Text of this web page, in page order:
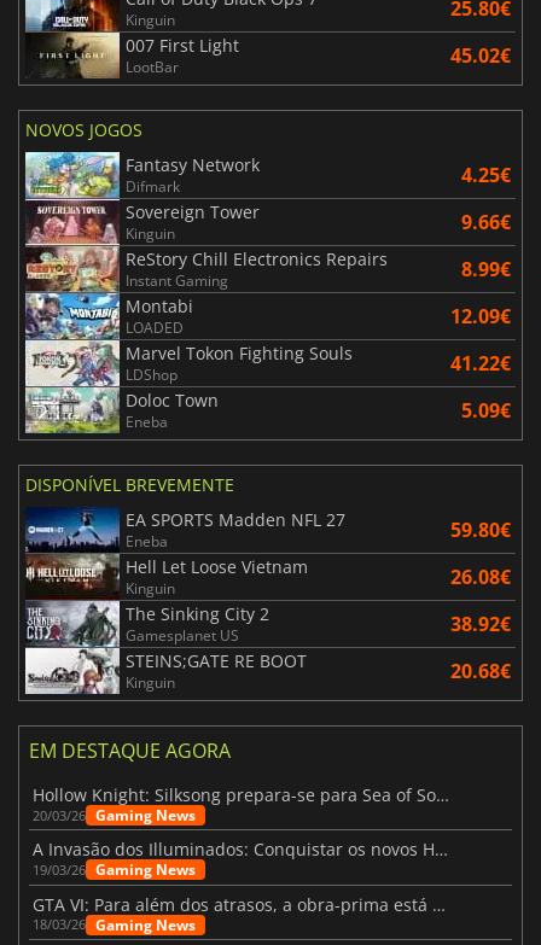
Kinguin 25.80€
007 First Light
LootBar 45.02€
NOVOS JOGOS
Fantasy Network
Difmark 4.25€
Sovereign Tower
Kinguin 9.66€
ReStory Chill Electronics Repairs
Instant Gaming 8.99€
Montabi
LOADED 12.09€
Marvel Tokon Fighting Souls
LDShop 41.22€
Doloc Town
Eneba 5.09€
DISPONÍVEL BREVEMENTE
EA SPORTS Madden NFL 27
Eneba 59.80€
Hell Let Loose Vietnam
Kinguin 26.08€
The Sinking City 2
Gamesplanet US 38.92€
STEINS;GATE RE BOOT
Kinguin 20.68€
EM DESTAQUE AGORA
Hollow Knight: Silksong prepara-se para Sea of Sorrow com um patch
20/03/26 Gaming News
A Invasão dos Illuminados: Conquistar os novos Helldivers 2 Atualização!
19/03/26 Gaming News
GTA VI: Para além dos atrasos, a obra-prima está quase a chegar
18/03/26 Gaming News